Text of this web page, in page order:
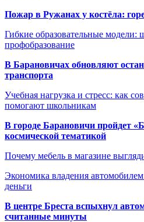
Пожар в Ружанах у костёла:
Гибкие образовательные модели:
профобразование
В Барановичах обновляют
транспорта
Учебная нагрузка и стресс: как
помогают школьникам
В городе Барановичи пройдет
космической тематикой
Почему мебель в магазине
Экономика владения
деньги
В центре Бреста вспыхнул
считанные минуты